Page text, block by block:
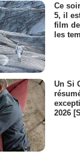
Ce
5, il
film
les
Un Si
2026